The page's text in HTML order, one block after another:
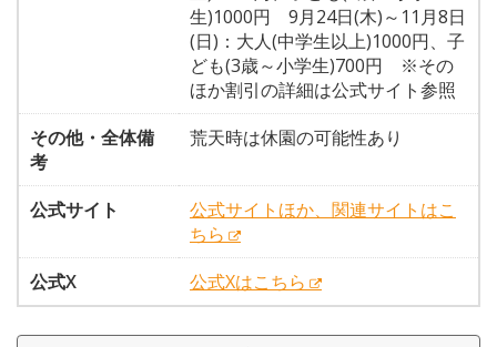
生)1000円 9月24日(木)～11月8日
(日)：大人(中学生以上)1000円、子
ども(3歳～小学生)700円 ※その
ほか割引の詳細は公式サイト参照
その他・全体備
考
荒天時は休園の可能性あり
公式サイト
公式サイトほか、関連サイトはこ
ちら
公式X
公式Xはこちら